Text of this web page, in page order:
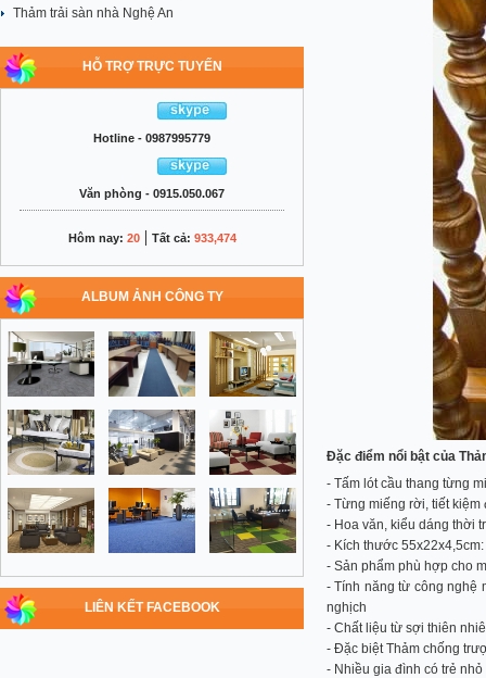
Thảm trải sàn nhà Nghệ An
HỖ TRỢ TRỰC TUYẾN
Hotline - 0987995779
Văn phòng - 0915.050.067
Hôm nay: 20| Tất cả: 933,474
ALBUM ẢNH CÔNG TY
LIÊN KẾT FACEBOOK
Đặc điểm nổi bật của
- Tấm lót cầu thang từng
- Từng miếng rời, tiết
- Hoa văn, kiểu dáng thời
- Kích thước
- Sản phẩm phù hợp cho
- Tính năng từ công nghệ
nghịch
- Chất liệu từ sợi thiên
- Đặc biệt Thảm chống
- Nhiều gia đình có trẻ